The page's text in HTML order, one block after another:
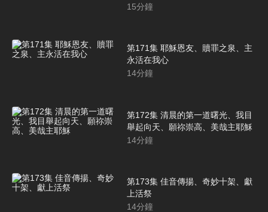
15分鐘
第171集 耶穌恩友、贖罪之泉、主
永活在我心
14分鐘
第172集 清晨的第一道曙光、我目
舉起向天、願祢崇高、美哉主耶穌
14分鐘
第173集 佳音傳揚、奇妙十架、獻
上活祭
14分鐘